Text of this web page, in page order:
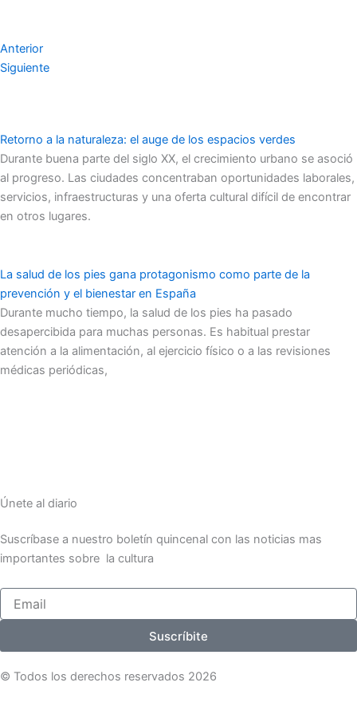
Anterior
Siguiente
Retorno a la naturaleza: el auge de los espacios verdes
Durante buena parte del siglo XX, el crecimiento urbano se asoció
al progreso. Las ciudades concentraban oportunidades laborales,
servicios, infraestructuras y una oferta cultural difícil de encontrar
en otros lugares.
La salud de los pies gana protagonismo como parte de la
prevención y el bienestar en España
Durante mucho tiempo, la salud de los pies ha pasado
desapercibida para muchas personas. Es habitual prestar
atención a la alimentación, al ejercicio físico o a las revisiones
médicas periódicas,
Únete al diario
Suscríbase a nuestro boletín quincenal con las noticias mas
importantes sobre la cultura
Email
Suscríbite
© Todos los derechos reservados 2026